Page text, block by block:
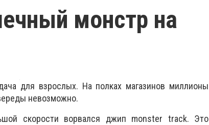
монстр на
для взрослых. На полках магазинов миллионы
невозможно.
скорости ворвался джип monster track. Это